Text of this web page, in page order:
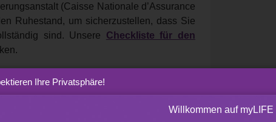
(Caisse Nationale d’Assurance
Ruhestand, um sicherzustellen, dass Sie
sind. Unsere Checkliste für den
ist, geht der Ruhestand häufig mit einem
Ihre Privatsphäre!
Willkommen auf myLIFE